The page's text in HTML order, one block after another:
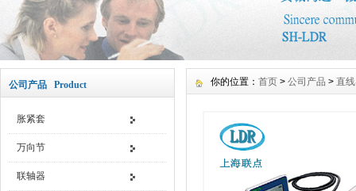
公司产品 Product
胀紧套
万向节
联轴器
你的位置： 首页 > 公司产品 > 直